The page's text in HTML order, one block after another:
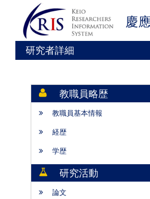
慶
研究者詳細
教職員略歴
教職員基本情報
経歴
学歴
研究活動
論文